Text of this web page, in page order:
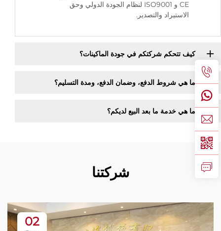
CE و ISO9001 لنظام الجودة الدولي وحق
الاستيراد والتصدير.
كيف تتحكم شركتكم في جودة الماكينات؟
ما هي شروط الدفع، وضمان الدفع، ومدة التسليم؟
ما هي خدمة ما بعد البيع لديكم؟
شركتنا
02